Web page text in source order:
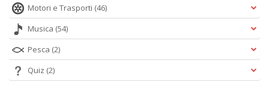
Motori e Trasporti (46)
Musica (54)
Pesca (2)
Quiz (2)